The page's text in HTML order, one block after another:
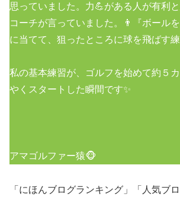
思っていました。力💪がある人が有利と
コーチが言っていました。👨『ボール
に当てて、狙ったところに球を飛ばす練
私の基本練習が、ゴルフを始めて約５
やくスタートした瞬間です✨
アマゴルファー猿🐵
「にほんブログランキング」「人気ブ